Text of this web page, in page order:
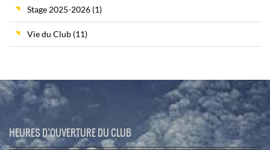
Stage 2025-2026 (1)
Vie du Club (11)
HEURES D’OUVERTURE DU CLUB